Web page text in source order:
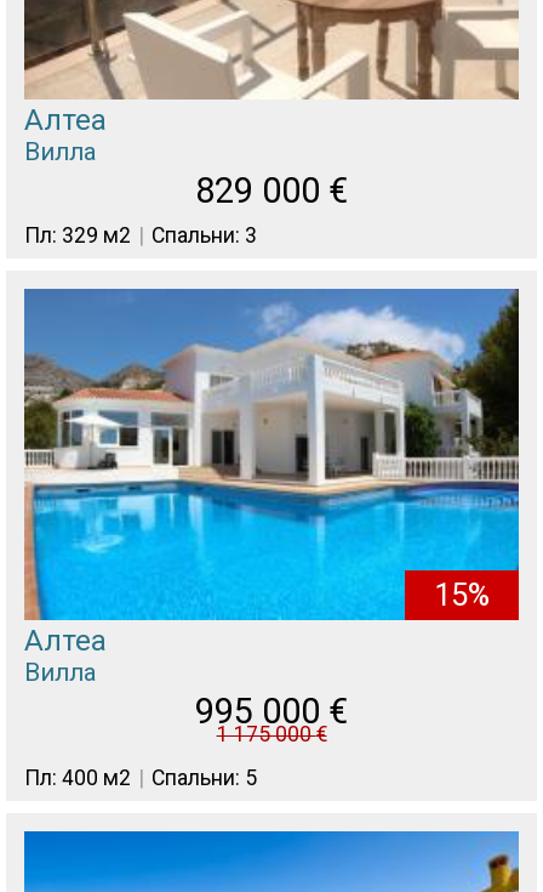
Алтеа
Вилла
829 000 €
Пл: 329 м2 Спальни: 3
15%
Алтеа
Вилла
995 000 €
1 175 000€
Пл: 400 м2
Спальни: 5